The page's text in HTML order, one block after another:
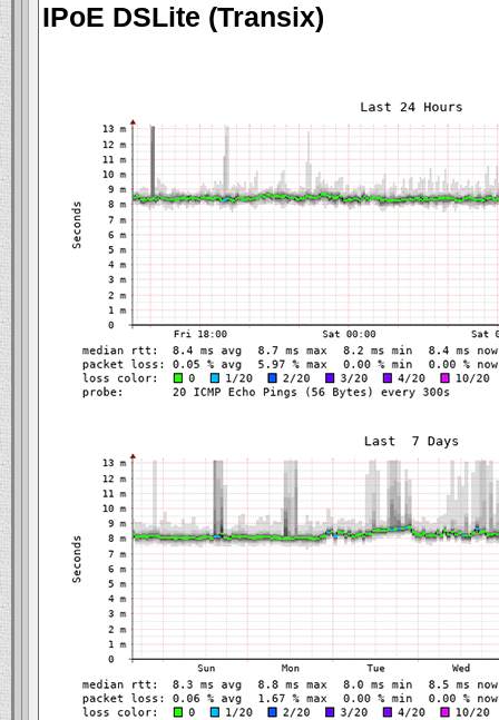
IPoE DSLite (Transix)